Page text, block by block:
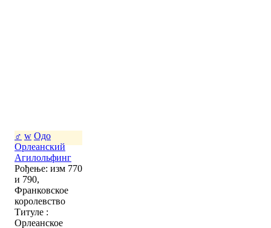
♂ w Одо
Орлеанский
Агилольфинг
Рођење: изм 770
и 790,
Франковское
королевство
Титуле :
Орлеанское